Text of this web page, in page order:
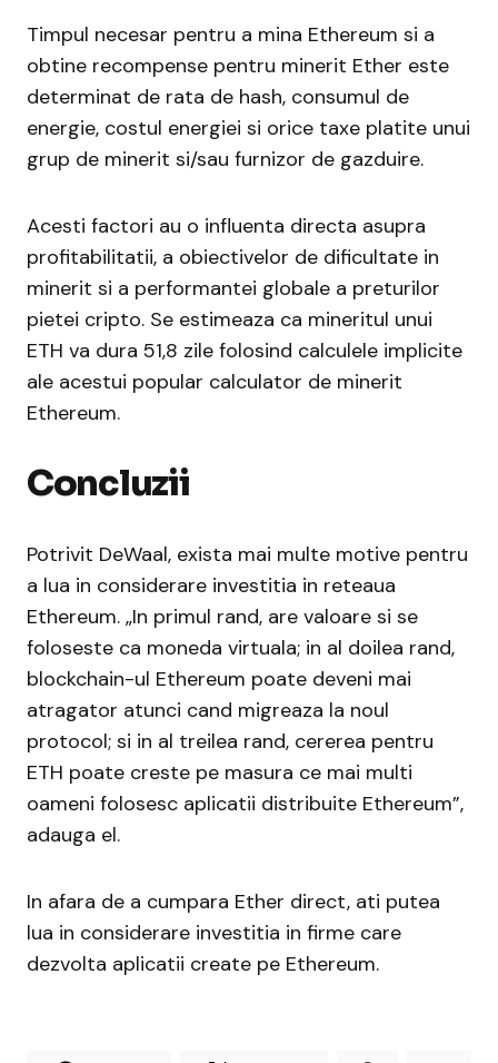
Timpul necesar pentru a mina Ethereum si a
obtine recompense pentru minerit Ether este
determinat de rata de hash, consumul de
energie, costul energiei si orice taxe platite unui
grup de minerit si/sau furnizor de gazduire.
Acesti factori au o influenta directa asupra
profitabilitatii, a obiectivelor de dificultate in
minerit si a performantei globale a preturilor
pietei cripto. Se estimeaza ca mineritul unui
ETH va dura 51,8 zile folosind calculele implicite
ale acestui popular calculator de minerit
Ethereum.
Concluzii
Potrivit DeWaal, exista mai multe motive pentru
a lua in considerare investitia in reteaua
Ethereum. „In primul rand, are valoare si se
foloseste ca moneda virtuala; in al doilea rand,
blockchain-ul Ethereum poate deveni mai
atragator atunci cand migreaza la noul
protocol; si in al treilea rand, cererea pentru
ETH poate creste pe masura ce mai multi
oameni folosesc aplicatii distribuite Ethereum”,
adauga el.
In afara de a cumpara Ether direct, ati putea
lua in considerare investitia in firme care
dezvolta aplicatii create pe Ethereum.